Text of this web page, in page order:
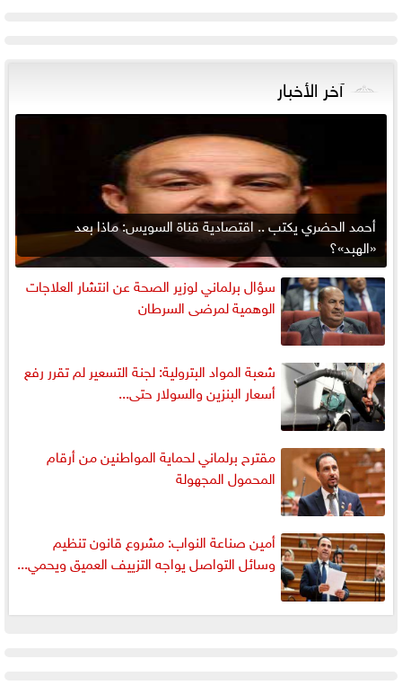
آخر الأخبار
أحمد الحضري يكتب .. اقتصادية قناة السويس: ماذا بعد
«الهبد»؟
سؤال برلماني لوزير الصحة عن انتشار العلاجات
الوهمية لمرضى السرطان
شعبة المواد البترولية: لجنة التسعير لم تقرر رفع
أسعار البنزين والسولار حتى...
مقترح برلماني لحماية المواطنين من أرقام
المحمول المجهولة
أمين صناعة النواب: مشروع قانون تنظيم
وسائل التواصل يواجه التزييف العميق ويحمي...